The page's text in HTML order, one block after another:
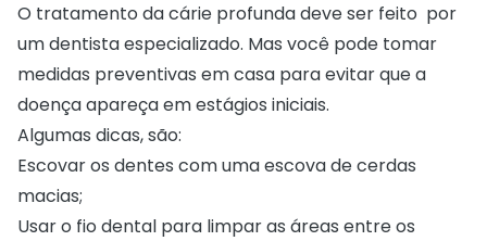
O tratamento da cárie profunda deve ser feito por
um dentista especializado. Mas você pode tomar
medidas preventivas em casa para evitar que a
doença apareça em estágios iniciais.
Algumas dicas, são:
Escovar os dentes com uma escova de cerdas
macias;
Usar o fio dental para limpar as áreas entre os